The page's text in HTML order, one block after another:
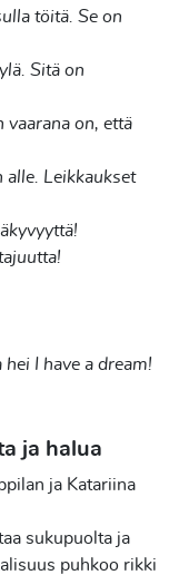
töitä. Se on
Sitä on
vaarana on, että
Leikkaukset
I have a dream!
ja halua
ja Katariina
sukupuolta ja
puhkoo rikki